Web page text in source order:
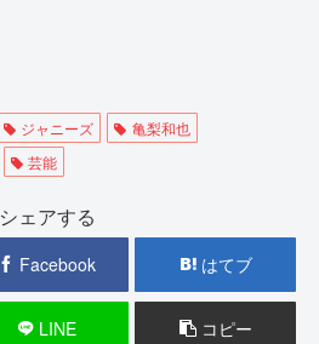
ジャニーズ
亀梨和也
芸能
シェアする
Facebook はてブ
LINE コピー